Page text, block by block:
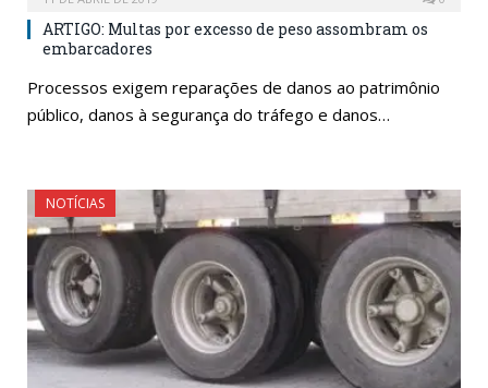
ARTIGO: Multas por excesso de peso assombram os
embarcadores
Processos exigem reparações de danos ao patrimônio
público, danos à segurança do tráfego e danos…
NOTÍCIAS